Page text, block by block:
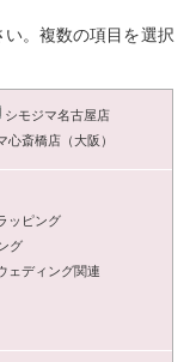
。複数の項目を選択
シモジマ名古屋店
心斎橋店（大阪）
ッピング
グ
ェディング関連